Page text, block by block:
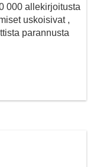
000 allekirjoitusta
uskoisivat ,
parannusta